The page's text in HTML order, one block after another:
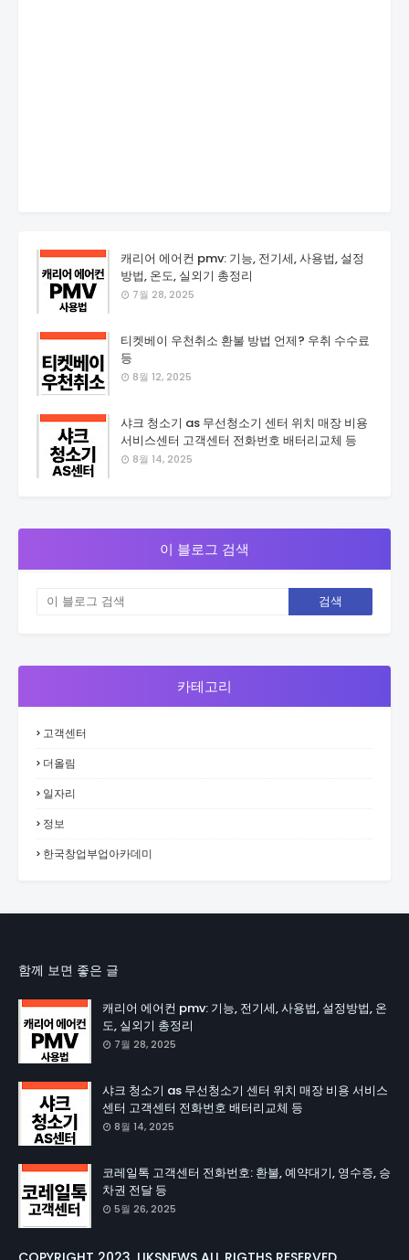
캐리어 에어컨 pmv: 기능, 전기세, 사용법, 설정
방법, 온도, 실외기 총정리
7월 28, 2025
티켓베이 우천취소 환불 방법 언제? 우취 수수료
등
8월 12, 2025
샤크 청소기 as 무선청소기 센터 위치 매장 비용
서비스센터 고객센터 전화번호 배터리교체 등
8월 14, 2025
이 블로그 검색
카테고리
고객센터
더올림
일자리
정보
한국창업부업아카데미
함께 보면 좋은 글
캐리어 에어컨 pmv: 기능, 전기세, 사용법, 설정방법, 온
도, 실외기 총정리
7월 28, 2025
샤크 청소기 as 무선청소기 센터 위치 매장 비용 서비스
센터 고객센터 전화번호 배터리교체 등
8월 14, 2025
코레일톡 고객센터 전화번호: 환불, 예약대기, 영수증, 승
차권 전달 등
5월 26, 2025